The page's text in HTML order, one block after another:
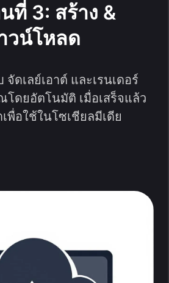
ที่ 3: สร้าง &
วน์โหลด
ดเลย์เอาต์ และเรนเดอร์
โดยอัตโนมัติ เมื่อเสร็จแล้ว
พื่อใช้ในโซเชียลมีเดีย